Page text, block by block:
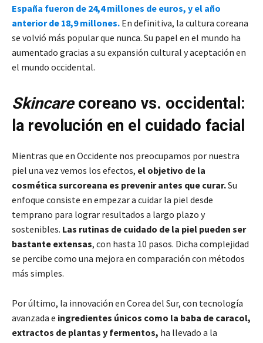
España fueron de 24,4 millones de euros, y el año
anterior de 18,9 millones. En definitiva, la cultura coreana
se volvió más popular que nunca. Su papel en el mundo ha
aumentado gracias a su expansión cultural y aceptación en
el mundo occidental.
Skincarecoreano vs. occidental:
la revolución en el cuidado facial
Mientras que en Occidente nos preocupamos por nuestra
piel una vez vemos los efectos, el objetivo de la
cosmética surcoreana es prevenir antes que curar.Su
enfoque consiste en empezar a cuidar la piel desde
temprano para lograr resultados a largo plazo y
sostenibles. Las rutinas de cuidado de la piel pueden ser
bastante extensas, con hasta 10 pasos. Dicha complejidad
se percibe como una mejora en comparación con métodos
más simples.
Por último, la innovación en Corea del Sur, con tecnología
avanzada e ingredientes únicos como la baba de caracol,
extractos de plantas y fermentos, ha llevado a la